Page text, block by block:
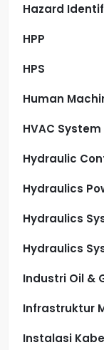
Hazard
HPP
HPS
Human
HVAC
Hydraulic
Hydraulics
Hydraulics
Hydraulics
Industri Oil &
Infrastruktur
Instalasi